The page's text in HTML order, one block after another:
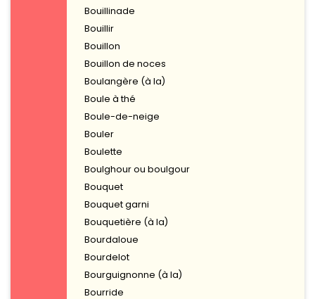
Bouillinade
Bouillir
Bouillon
Bouillon de noces
Boulangère (à la)
Boule à thé
Boule-de-neige
Bouler
Boulette
Boulghour ou boulgour
Bouquet
Bouquet garni
Bouquetière (à la)
Bourdaloue
Bourdelot
Bourguignonne (à la)
Bourride